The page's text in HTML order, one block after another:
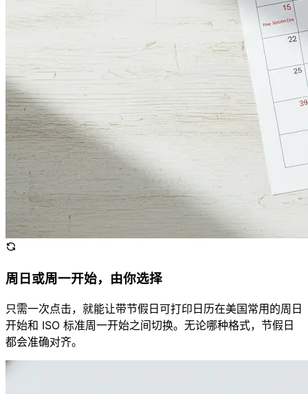
周日或周一开始，由你选择
只需一次点击，就能让带节假日可打印日历在美国常用的周日
开始和 ISO 标准周一开始之间切换。无论哪种格式，节假日
都会准确对齐。